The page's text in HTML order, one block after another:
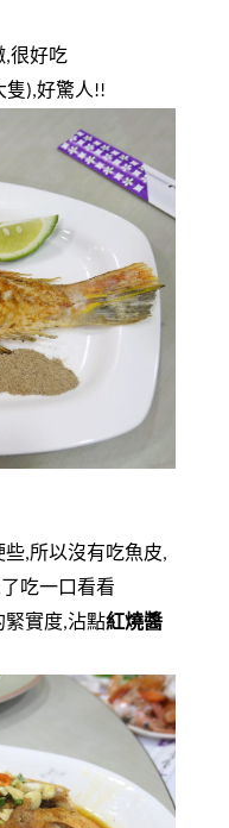
,很好吃
隻),好驚人!!
些,所以沒有吃魚皮,
吃一口看看
緊實度,沾點紅燒醬